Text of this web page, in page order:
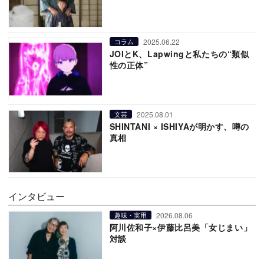
コラム 2025.06.22
JOIとK、Lapwingと私たちの“類似
性の正体”
文芸 2025.08.01
SHINTANI × ISHIYAが明かす、噂の
真相
インタビュー
趣味・実用 2026.08.06
阿川佐和子×伊藤比呂美「女じまい」
対談